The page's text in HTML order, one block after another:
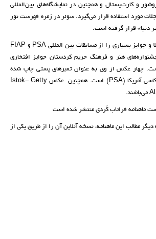
و کارت‌پستال و همچنین در نمایشگاه‌های بین‌المللی
مورد استفاده قرار می‌گیرد. سوئر در زمره فهرست نور
استاد مهمت، مدال‌های طلا و جوایز بسیاری را از مسابقات بین المللی PSA و FIAP
هنر و فرهنگ حریم کردستان جوایز افتخاری
چهار عکس از وی به عنوان تمبرهای پستی چاپ شده
استسوئر، عضو انجمن عکاسی آمریکا (PSA) است. همچنین عکاس Istok- Getty
ماهنامه فراتاب کُردی منتشر شده است
دیگر مطالب این ماهنامه، نسخه آنلاین آن را از طریق یکی از